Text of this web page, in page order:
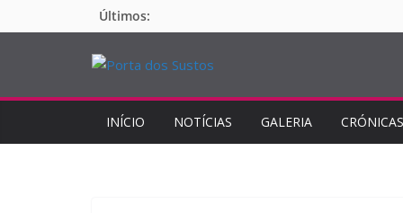
para
Últimos:
INÍCIO NOTÍCIAS GALERIA CRÓNICAS